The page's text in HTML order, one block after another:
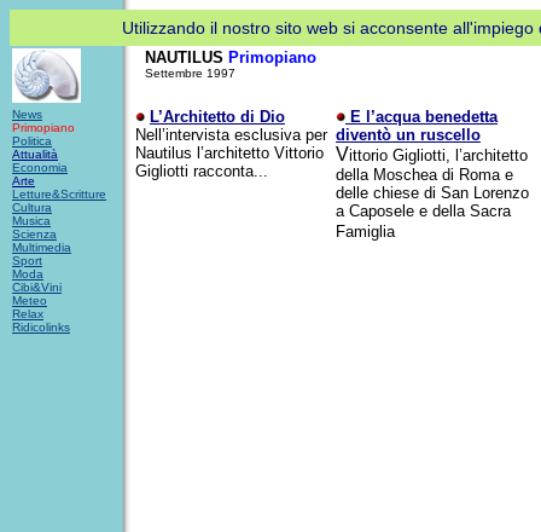
Utilizzando il nostro sito web si acconsente
NAUTILUS Primopiano
Settembre 1997
News
Primopiano
Politica
Attualità
Economia
Arte
Letture&Scritture
Cultura
Musica
Scienza
Multimedia
Sport
Moda
Cibi&Vini
Meteo
Relax
Ridicolinks
L’Architetto di Dio
Nell’intervista esclusiva per
Nautilus l’architetto Vittorio
Gigliotti racconta...
E l’acqua benedetta
diventò un ruscello
Vittorio Gigliotti, l’architetto
della Moschea di Roma e
delle chiese di San Lorenzo
a Caposele e della Sacra
Famiglia